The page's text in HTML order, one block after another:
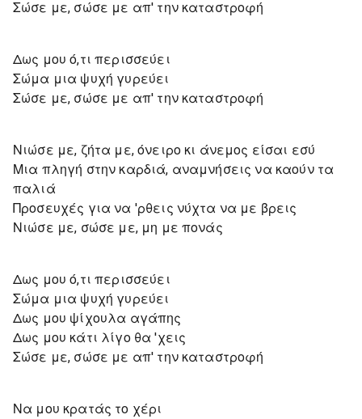
Σώσε με, σώσε με απ' την καταστροφή
Δως μου ό,τι περισσεύει
Σώμα μια ψυχή γυρεύει
Σώσε με, σώσε με απ' την καταστροφή
Νιώσε με, ζήτα με, όνειρο κι άνεμος είσαι εσύ
Μια πληγή στην καρδιά, αναμνήσεις να καούν τα
παλιά
Προσευχές για να 'ρθεις νύχτα να με βρεις
Νιώσε με, σώσε με, μη με πονάς
Δως μου ό,τι περισσεύει
Σώμα μια ψυχή γυρεύει
Δως μου ψίχουλα αγάπης
Δως μου κάτι λίγο θα 'χεις
Σώσε με, σώσε με απ' την καταστροφή
Να μου κρατάς το χέρι